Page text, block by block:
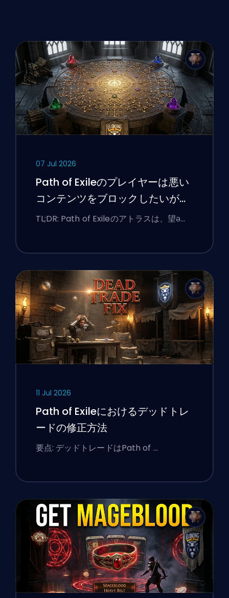
07 Jul 2026
Path of Exileのプレイヤーは悪い
コンテンツをブロックしたいが、
UIは今もなお彼らに抵抗している
TL;DR: Path of Exileのアトラスは、望ә…
11 Jul 2026
Path of Exileにおけるデッドトレ
ードの修正方法
要点: デッドトレードはPath of …